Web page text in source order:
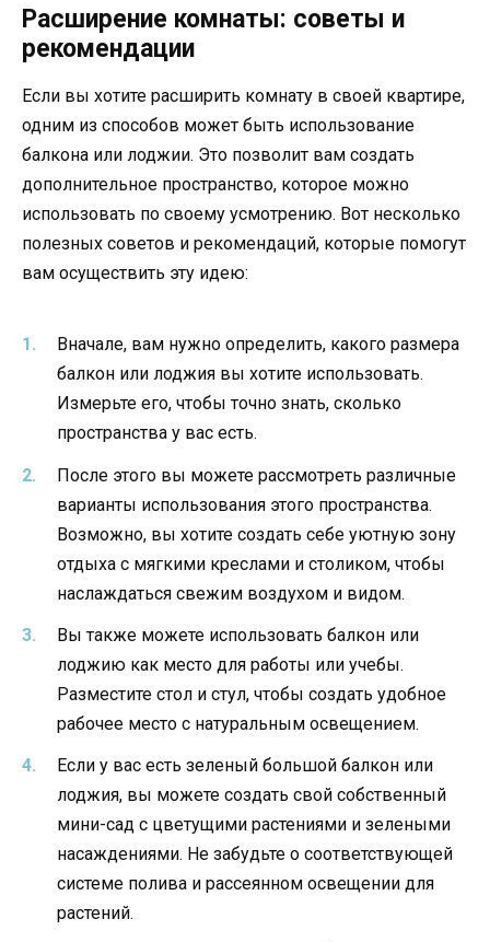
Расширение комнаты: советы и
рекомендации
Если вы хотите расширить комнату в своей квартире,
одним из способов может быть использование
балкона или лоджии. Это позволит вам создать
дополнительное пространство, которое можно
использовать по своему усмотрению. Вот несколько
полезных советов и рекомендаций, которые помогут
вам осуществить эту идею:
Вначале, вам нужно определить, какого размера
балкон или лоджия вы хотите использовать.
Измерьте его, чтобы точно знать, сколько
пространства у вас есть.
После этого вы можете рассмотреть различные
варианты использования этого пространства.
Возможно, вы хотите создать себе уютную зону
отдыха с мягкими креслами и столиком, чтобы
наслаждаться свежим воздухом и видом.
Вы также можете использовать балкон или
лоджию как место для работы или учебы.
Разместите стол и стул, чтобы создать удобное
рабочее место с натуральным освещением.
Если у вас есть зеленый большой балкон или
лоджия, вы можете создать свой собственный
мини-сад с цветущими растениями и зелеными
насаждениями. Не забудьте о соответствующей
системе полива и рассеянном освещении для
растений.